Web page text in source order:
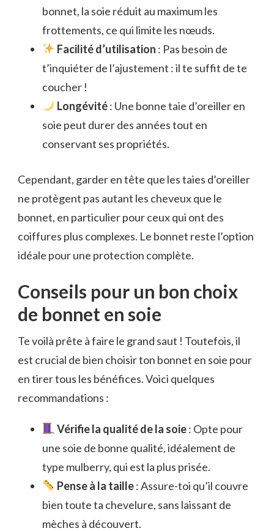
bonnet, la soie réduit au maximum les
frottements, ce qui limite les nœuds.
Facilité d’utilisation : Pas besoin de
t’inquiéter de l’ajustement : il te suffit de te
coucher !
Longévité: Une bonne taie d’oreiller en
soie peut durer des années tout en
conservant ses propriétés.
Cependant, garder en tête que les taies d’oreiller
ne protègent pas autant les cheveux que le
bonnet, en particulier pour ceux qui ont des
coiffures plus complexes. Le bonnet reste l’option
idéale pour une protection complète.
Conseils pour un bon choix
de bonnet en soie
Te voilà prête à faire le grand saut ! Toutefois, il
est crucial de bien choisir ton bonnet en soie pour
en tirer tous les bénéfices. Voici quelques
recommandations :
Vérifie la qualité de la soie: Opte pour
une soie de bonne qualité, idéalement de
type mulberry, qui est la plus prisée.
Pense à la taille: Assure-toi qu’il couvre
bien toute ta chevelure, sans laissant de
mèches à découvert.